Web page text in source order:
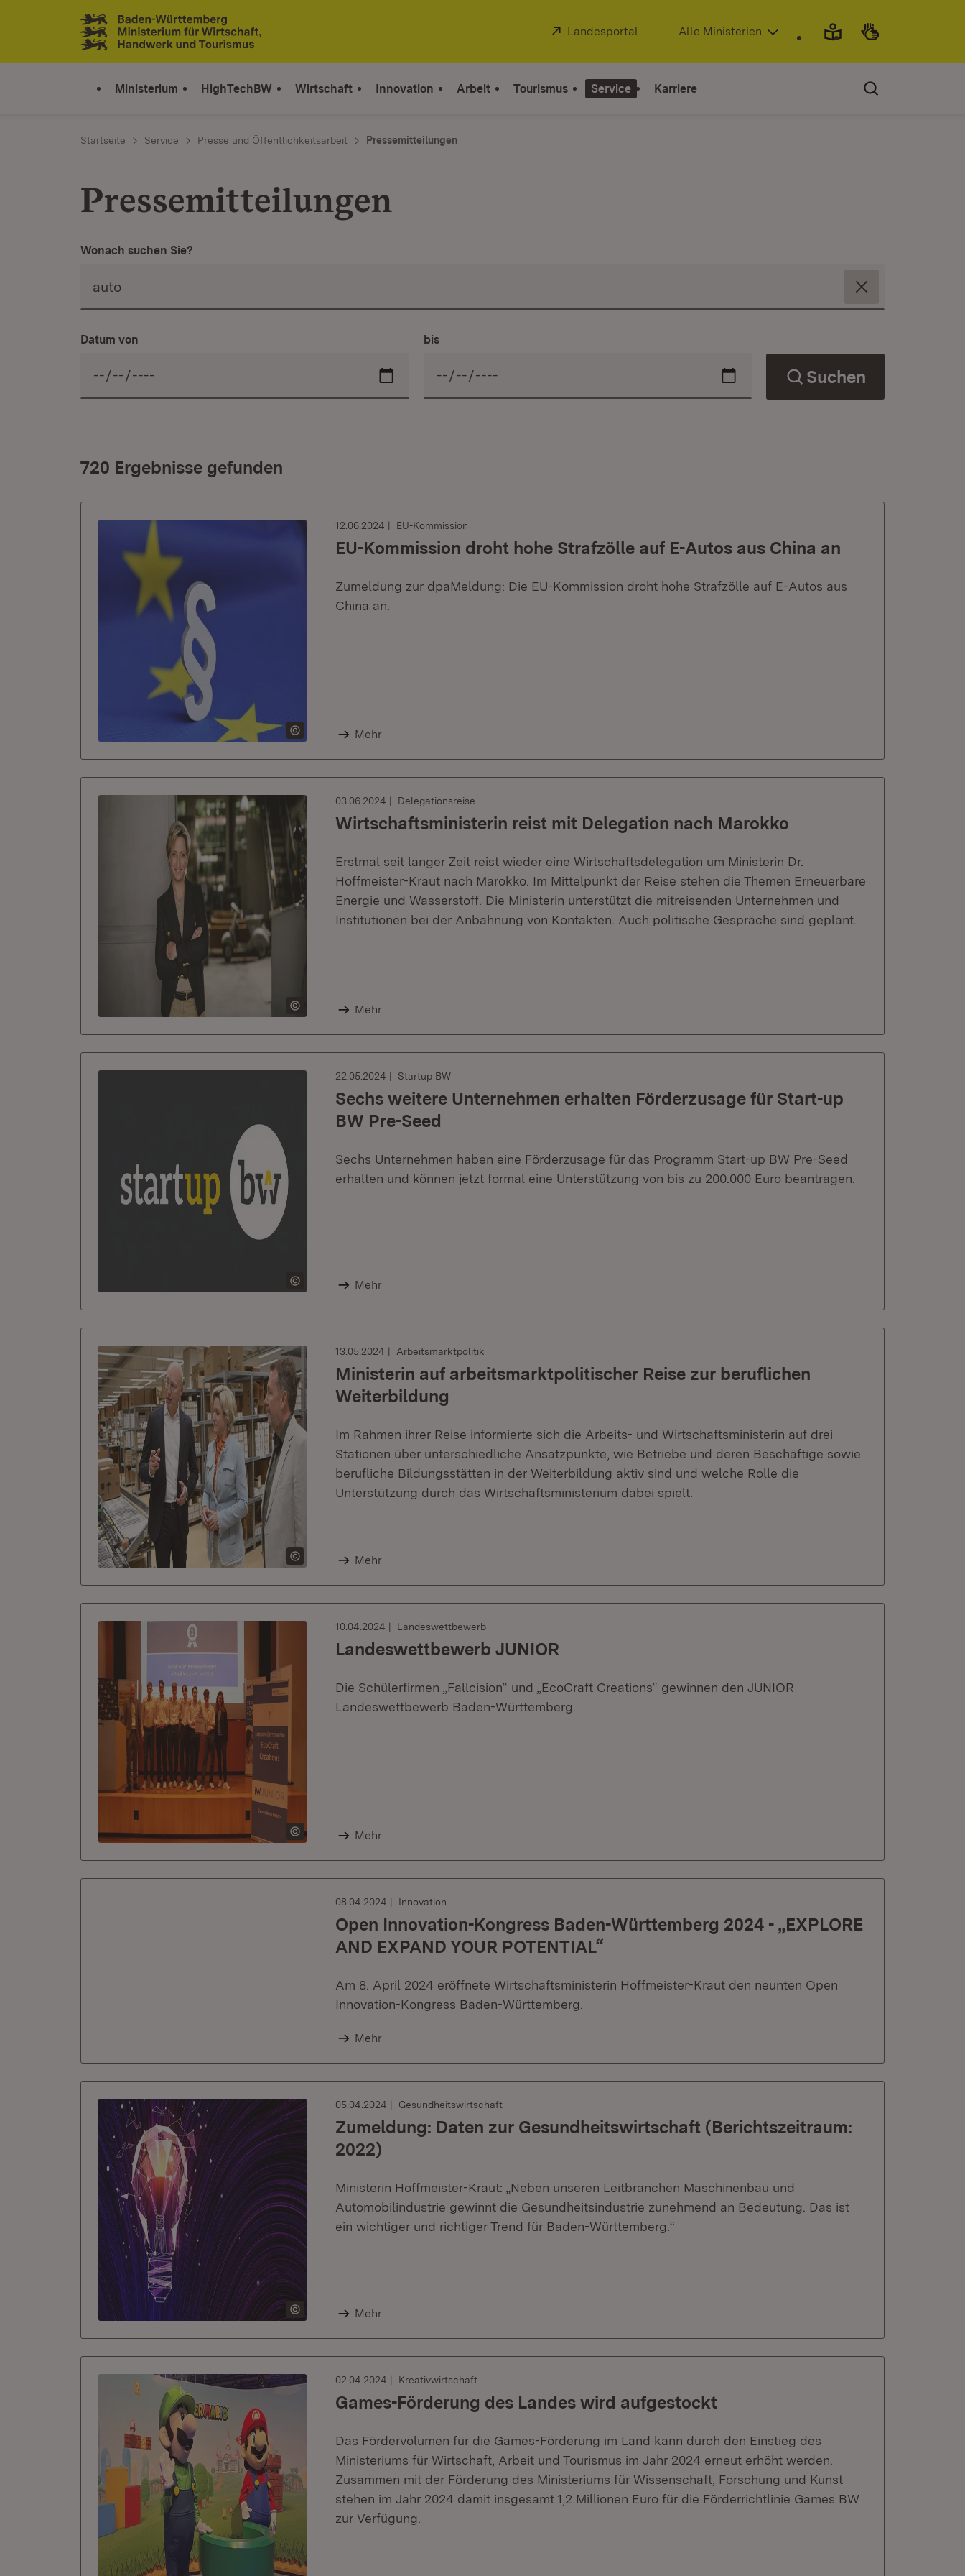
Zum Inhalt springen
Link zur Startseite
Extern:
Landesportal (Öffnet in neuem Fenster)
Alle Ministerien
Ministerium HighTechBW Wirtschaft Innovation Arbeit Tourismus Service Karriere
Startseite Service Presse und Öffentlichkeitsarbeit Pressemitteilungen
Pressemitteilungen
Wonach suchen Sie?
Datum von bis
Suchen
720 Ergebnisse gefunden
12.06.2024 EU-Kommission
EU-Kommission droht hohe Strafzölle auf E-Autos aus China an
Zumeldung zur dpaMeldung: Die EU-Kommission droht hohe Strafzölle auf E-Autos aus
China an.
Mehr
03.06.2024 Delegationsreise
Wirtschaftsministerin reist mit Delegation nach Marokko
Erstmal seit langer Zeit reist wieder eine Wirtschaftsdelegation um Ministerin Dr.
Hoffmeister-Kraut nach Marokko. Im Mittelpunkt der Reise stehen die Themen Erneuerbare
Energie und Wasserstoff. Die Ministerin unterstützt die mitreisenden Unternehmen und
Institutionen bei der Anbahnung von Kontakten. Auch politische Gespräche sind geplant.
Mehr
22.05.2024 Startup BW
Sechs weitere Unternehmen erhalten Förderzusage für Start-up
BW Pre-Seed
Sechs Unternehmen haben eine Förderzusage für das Programm Start-up BW Pre-Seed
erhalten und können jetzt formal eine Unterstützung von bis zu 200.000 Euro beantragen.
Mehr
13.05.2024 Arbeitsmarktpolitik
Ministerin auf arbeitsmarktpolitischer Reise zur beruflichen
Weiterbildung
Im Rahmen ihrer Reise informierte sich die Arbeits- und Wirtschaftsministerin auf drei
Stationen über unterschiedliche Ansatzpunkte, wie Betriebe und deren Beschäftige sowie
berufliche Bildungsstätten in der Weiterbildung aktiv sind und welche Rolle die
Unterstützung durch das Wirtschaftsministerium dabei spielt.
Mehr
10.04.2024 Landeswettbewerb
Landeswettbewerb JUNIOR
Die Schülerfirmen „Fallcision“ und „EcoCraft Creations“ gewinnen den JUNIOR
Landeswettbewerb Baden-Württemberg.
Mehr
08.04.2024 Innovation
Open Innovation-Kongress Baden-Württemberg 2024 - „EXPLORE
AND EXPAND YOUR POTENTIAL“
Am 8. April 2024 eröffnete Wirtschaftsministerin Hoffmeister-Kraut den neunten Open
Innovation-Kongress Baden-Württemberg.
Mehr
05.04.2024 Gesundheitswirtschaft
Zumeldung: Daten zur Gesundheitswirtschaft (Berichtszeitraum:
2022)
Ministerin Hoffmeister-Kraut: „Neben unseren Leitbranchen Maschinenbau und
Automobilindustrie gewinnt die Gesundheitsindustrie zunehmend an Bedeutung. Das ist
ein wichtiger und richtiger Trend für Baden-Württemberg.“
Mehr
02.04.2024 Kreativwirtschaft
Games-Förderung des Landes wird aufgestockt
Das Fördervolumen für die Games-Förderung im Land kann durch den Einstieg des
Ministeriums für Wirtschaft, Arbeit und Tourismus im Jahr 2024 erneut erhöht werden.
Zusammen mit der Förderung des Ministeriums für Wissenschaft, Forschung und Kunst
stehen im Jahr 2024 damit insgesamt 1,2 Millionen Euro für die Förderrichtlinie Games BW
zur Verfügung.